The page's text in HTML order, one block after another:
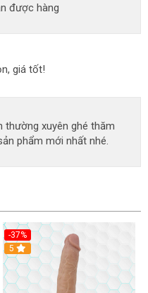
được hàng
giá tốt!
thường xuyên ghé thăm
phẩm mới nhất nhé.
-37%
5